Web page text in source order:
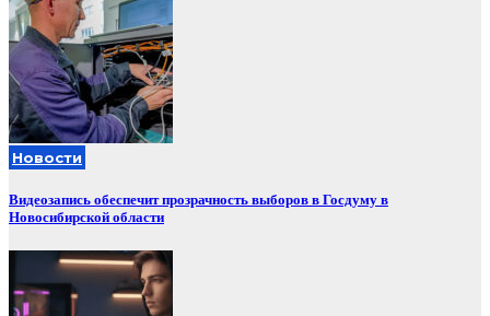
Новости
Видеозапись обеспечит прозрачность выборов в Госдуму в
Новосибирской области